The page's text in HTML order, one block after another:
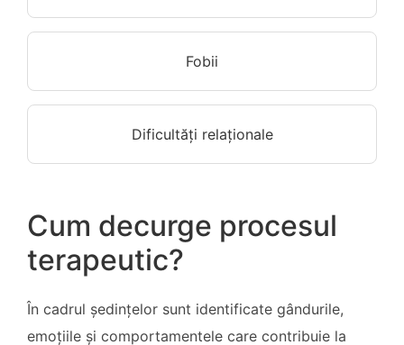
Fobii
Dificultăți relaționale
Cum decurge procesul
terapeutic?
În cadrul ședințelor sunt identificate gândurile,
emoțiile și comportamentele care contribuie la